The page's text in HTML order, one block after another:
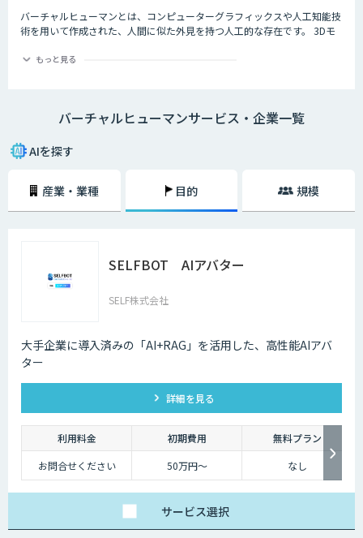
バーチャルヒューマンとは、コンピューターグラフィックスや人工知能技
術を用いて作成された、人間に似た外見を持つ人工的な存在です。 3Dモ
表情や動作を自然に再現することができます。 バーチャルヒューマンは、
もっと見る
バーチャルヒューマンサービス・企業一覧
AIを探す
産業・業種 目的 規模
SELFBOT AIアバター
SELF株式会社
大手企業に導入済みの「AI+RAG」を活用した、高性能AIアバ
ター
詳細を見る
利用料金 初期費用
無料プラン
お問合せください
50万円〜 なし
サービス選択